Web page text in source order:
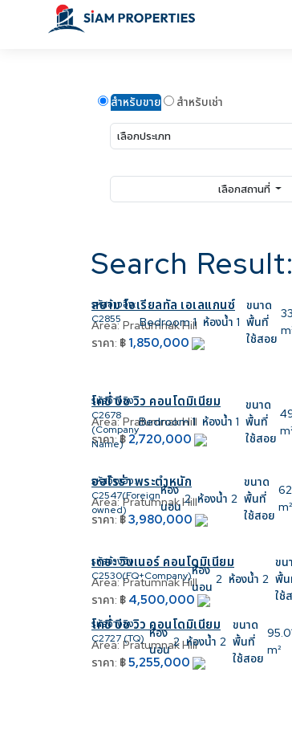
สำหรับขาย สำหรับเช่า
เลือกสถานที่
Search
รหัสอ้างอิง:
C2855
Bedroom 1 ห้องน้ำ 1
ขนาด
พื้นที่
ใช้สอย
33
สยาม โอเรียลทัล เอเลแกนซ์
Area: Pratumnak Hill
ราคา: ฿ 1,850,000
รหัสอ้างอิง:
C2678
(Company
Name)
Bedroom 1 ห้องน้ำ 1
ขนาด
พื้นที่
ใช้สอย
โคซี่ บีช วิว คอนโดมิเนียม
Area: Pratumnak Hill
ราคา:฿ 2,720,000
รหัสอ้างอิง:
C2547(Foreign
owned)
ห้อง
นอน
2 ห้องน้ำ 2
ขนาด
พื้นที่
ใช้สอย
m²
ออโรร่า พระตำหนัก
Area: Pratumnak Hill
ราคา: ฿3,980,000
รหัสอ้างอิง:
C2530(FQ+Company)ห้อง
นอน
2 ห้องน้ำ 2
ขน
พื้
ใช้
เดอะ วินเนอร์ คอนโดมิเนียม
Area: Pratumnak Hill
ราคา: ฿ 4,500,000
รหัสอ้างอิง:
C2727 (TQ) ห้อง
นอน
2 ห้องน้ำ 2
ขนาด
พื้นที่
ใช้สอย
m²
โคซี่ บีช วิว คอนโดมิเนียม
Area: Pratumnak Hill
ราคา: ฿5,255,000